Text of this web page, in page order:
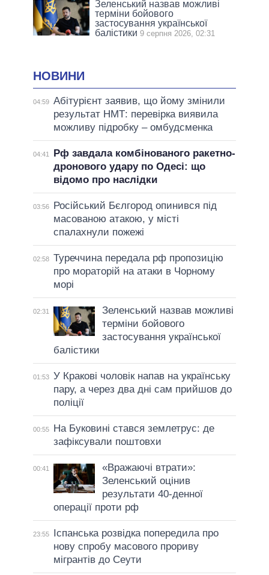
Зеленський назвав можливі
терміни бойового
застосування української
балістики 9 серпня 2026, 02:31
НОВИНИ
04:59 Абітурієнт заявив, що йому змінили
результат НМТ: перевірка виявила
можливу підробку – омбудсменка
04:41
Рф завдала комбінованого ракетно-
дронового удару по Одесі: що
відомо про наслідки
03:56
Російський Бєлгород опинився під
масованою атакою, у місті
спалахнули пожежі
02:58 Туреччина передала рф пропозицію
про мораторій на атаки в Чорному
морі
02:31
Зеленський назвав можливі
терміни бойового
застосування української
балістики
01:53 У Кракові чоловік напав на українську
пару, а через два дні сам прийшов до
поліції
00:55
На Буковині стався землетрус: де
зафіксували поштовхи
00:41
«Вражаючі втрати»:
Зеленський оцінив
результати 40-денної
операції проти рф
23:55
Іспанська розвідка попередила про
нову спробу масового прориву
мігрантів до Сеути